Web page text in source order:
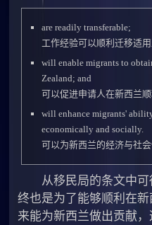
are readily transferable;
工作经验可以顺利迁移适
will enable migrants to
Zealand; and
可以促进申请人在新西兰
will enhance migrants'
economically and socially.
可以为新西兰的经济与社
从移民局的条文中可
终也是为了能够顺利在
来能为新西兰做出贡献